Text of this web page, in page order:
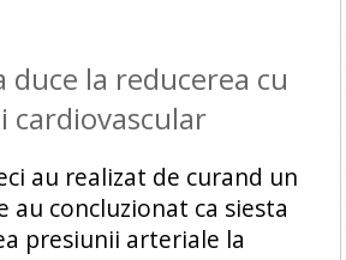
duce la reducerea cu
cardiovascular
au realizat de curand un
au concluzionat ca siesta
presiunii arteriale la